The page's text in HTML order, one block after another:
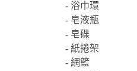
浴巾環
皂液瓶
皂碟
紙捲架
網籃